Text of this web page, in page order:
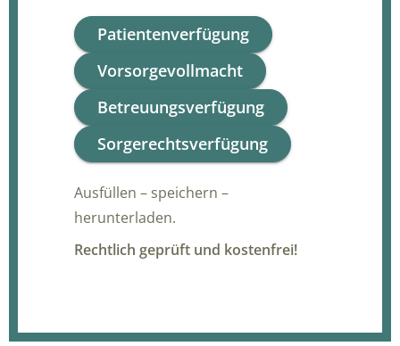
Patientenverfügung
Vorsorgevollmacht
Betreuungsverfügung
Sorgerechtsverfügung
Ausfüllen – speichern –
herunterladen.
Rechtlich geprüft und kostenfrei!